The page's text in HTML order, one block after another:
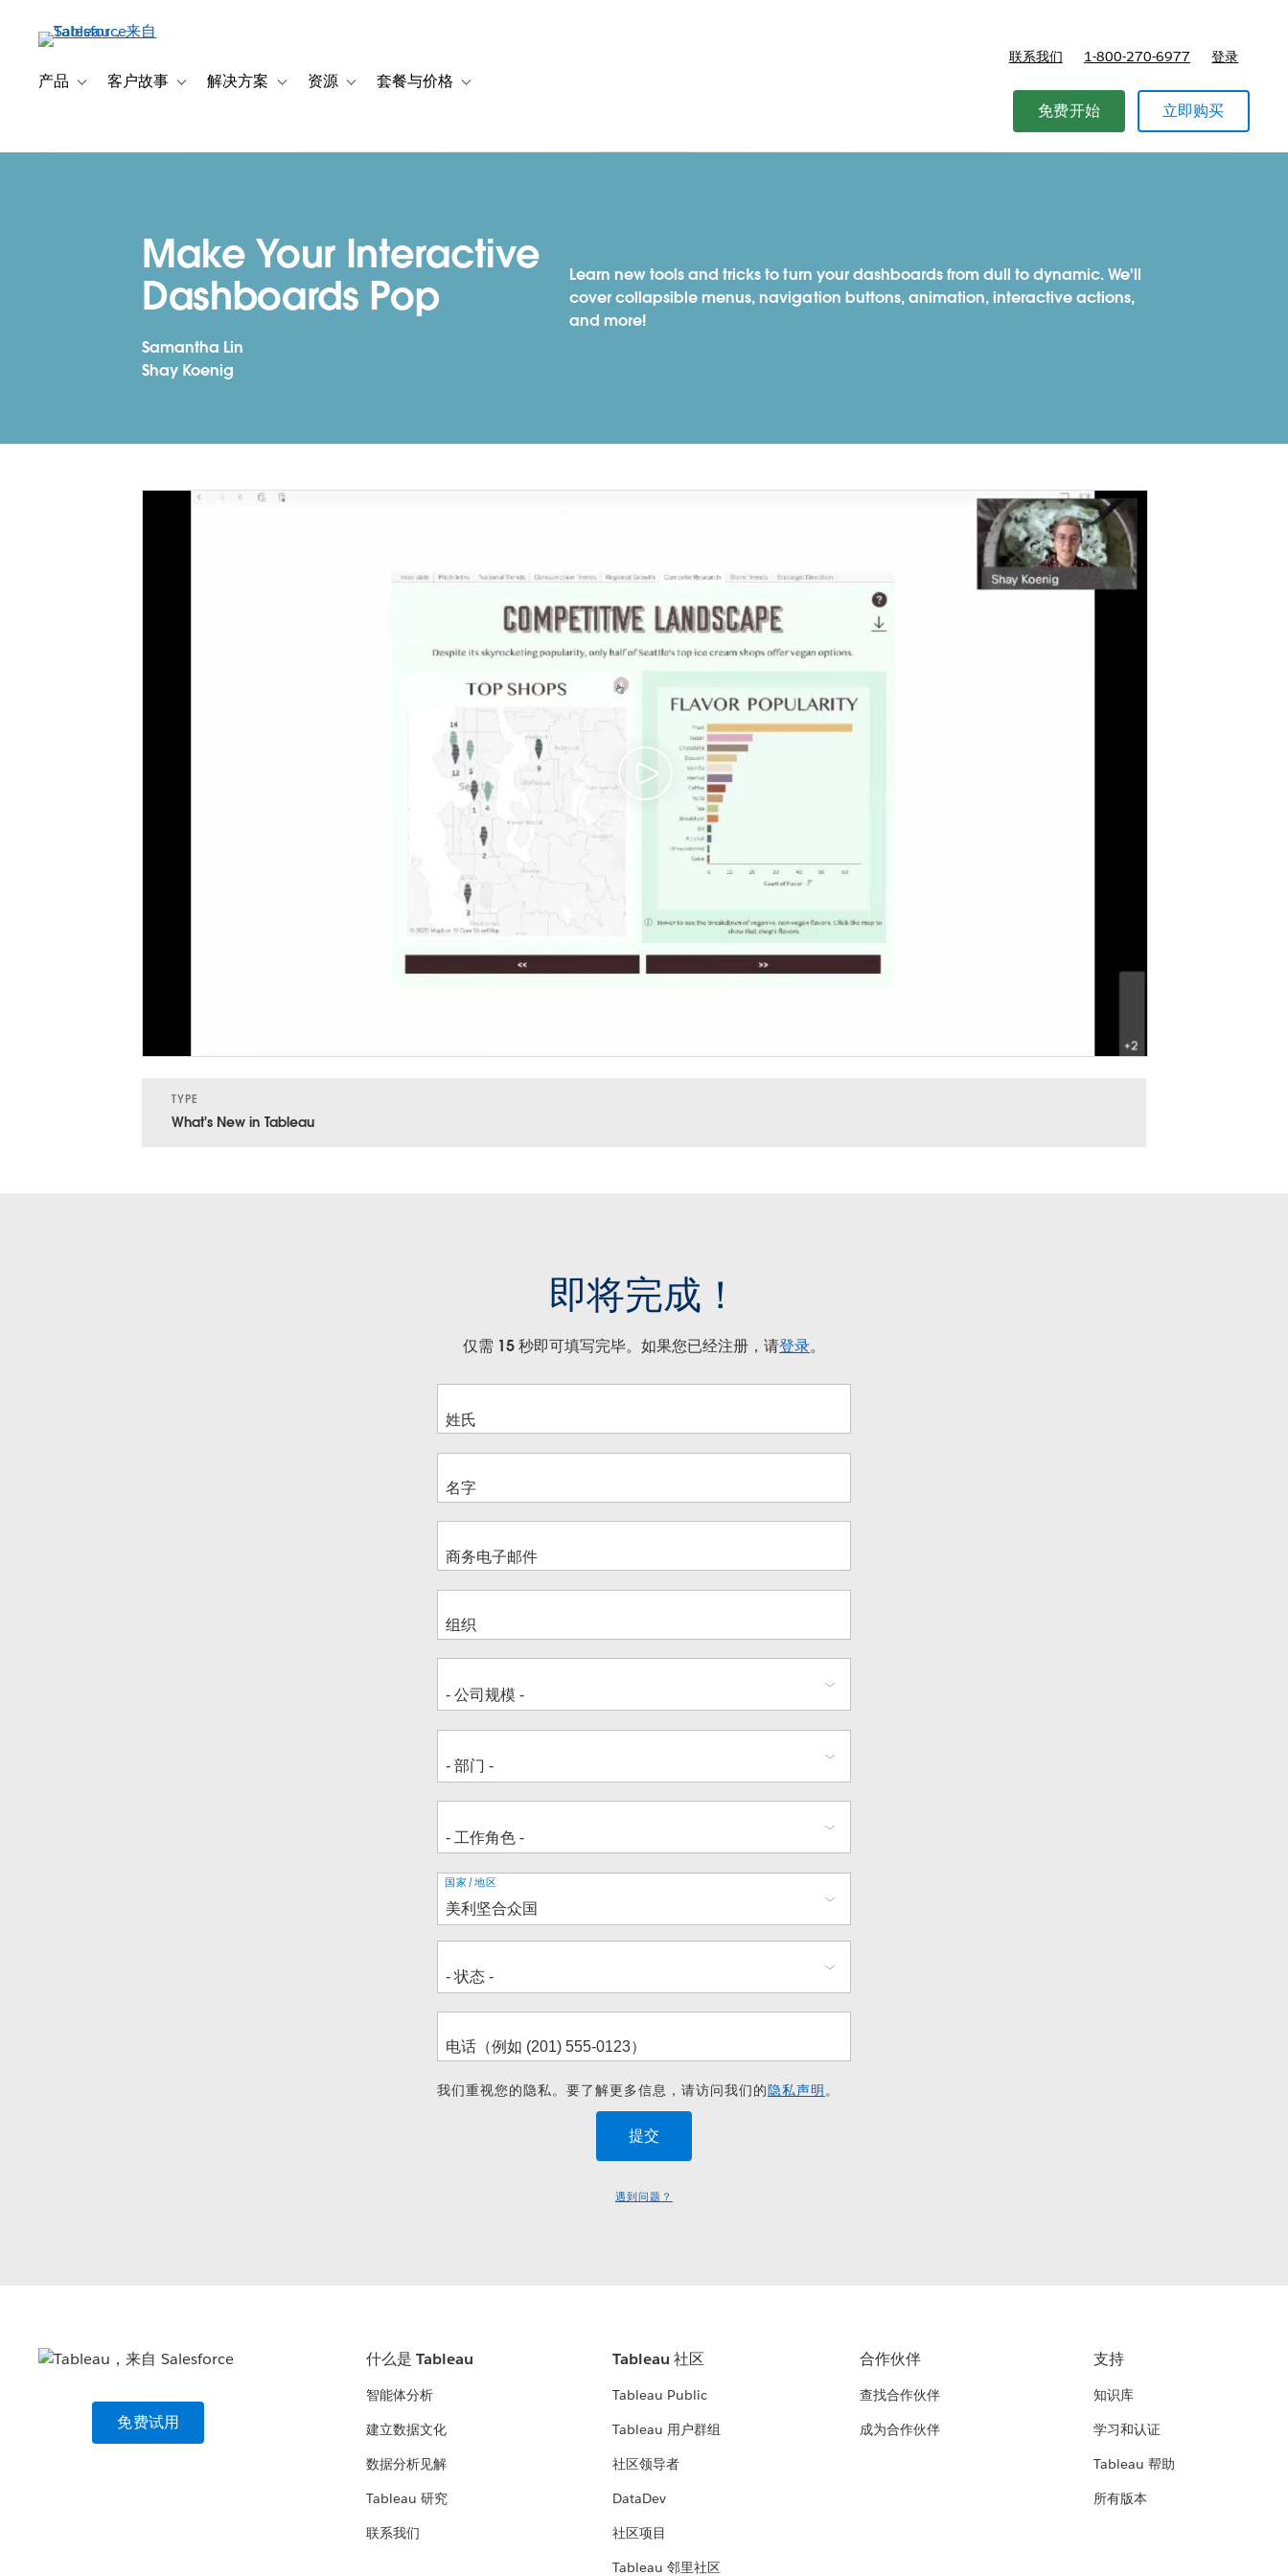
容
产品 Toggle sub-navigation for 产品
客户故事 Toggle sub-navigation for 客户故事
解决方案 Toggle sub-navigation for 解决方案
资源 Toggle sub-navigation for 资源
套餐与价格 Toggle sub-navigation for 套餐与价格
联系我们 1-800-270-6977 登录
免费开始 立即购买
Make Your Interactive
Dashboards Pop
Samantha Lin
Shay Koenig
Learn new tools and tricks to turn your dashboards from dull to dynamic. We'll
cover collapsible menus, navigation buttons, animation, interactive actions,
and more!
TYPE
What's New in Tableau
即将完成！
仅需 15 秒即可填写完毕。如果您已经注册，请登录。
地
址
国家/地区
我们重视您的隐私。要了解更多信息，请访问我们的隐私声明。
遇到问题？
免费试用
什么是 Tableau
智能体分析
建立数据文化
数据分析见解
Tableau 研究
联系我们
Tableau 社区
Tableau Public
Tableau 用户群组
社区领导者
DataDev
社区项目
Tableau 邻里社区
合作伙伴
查找合作伙伴
成为合作伙伴
支持
知识库
学习和认证
Tableau 帮助
所有版本